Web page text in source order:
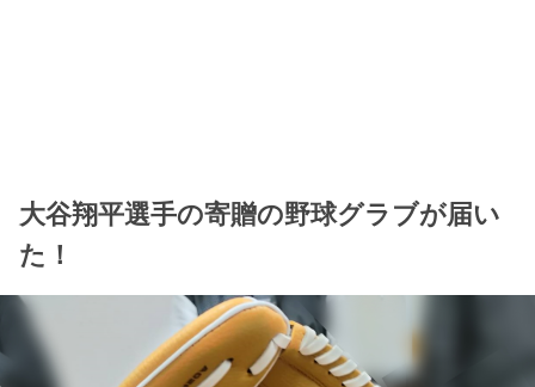
大谷翔平選手の寄贈の野球グラブが届い
た！